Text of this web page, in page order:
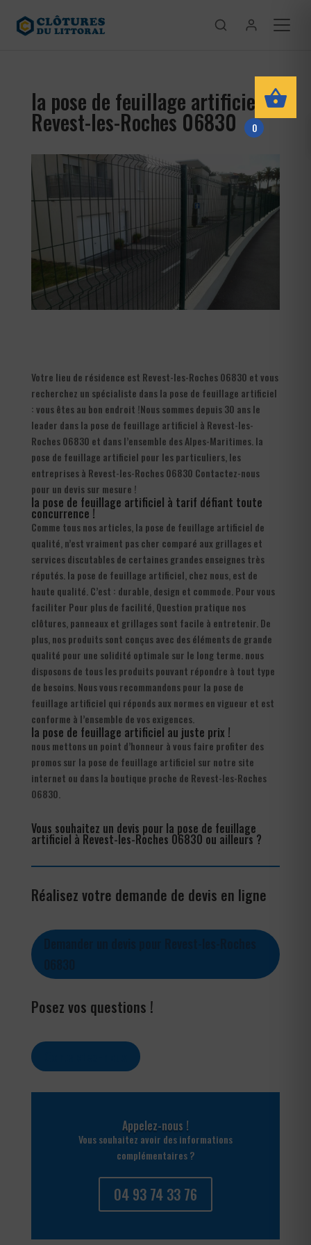
la pose de feuillage artificiel
Revest-les-Roches 06830
Votre lieu de résidence est Revest-les-Roches 06830 et vous
recherchez un spécialiste dans la pose de feuillage artificiel
: vous êtes au bon endroit !Nous sommes depuis 30 ans le
leader dans la pose de feuillage artificiel à Revest-les-
Roches 06830 et dans l’ensemble des Alpes-Maritimes. la
pose de feuillage artificiel pour les particuliers, les
entreprises à Revest-les-Roches 06830 Contactez-nous
pour un devis sur mesure !
la pose de feuillage artificiel à tarif défiant toute
concurrence !
Comme tous nos articles, la pose de feuillage artificiel de
qualité, n’est vraiment pas cher comparé aux grillages et
services discutables de certaines grandes enseignes très
réputés. la pose de feuillage artificiel, chez nous, est de
haute qualité. C’est : durable, design et commode. Pour vous
faciliter Pour plus de facilité, Question pratique nos
clôtures, panneaux et grillages sont facile à entretenir. De
plus, nos produits sont conçus avec des éléments de grande
qualité pour une solidité optimale sur le long terme. nous
disposons de tous les produits pouvant répondre à tout type
de besoins. Nous vous recommandons pour la pose de
feuillage artificiel qui réponds aux normes en vigueur et est
conforme à l’ensemble de vos exigences.
la pose de feuillage artificiel au juste prix !
nous mettons un point d’honneur à vous faire profiter des
promos sur la pose de feuillage artificiel sur notre site
internet ou dans la boutique proche de Revest-les-Roches
06830.
Vous souhaitez un devis pour la pose de feuillage
artificiel à Revest-les-Roches 06830 ou ailleurs ?
Réalisez votre demande de devis en ligne
Posez vos questions !
Appelez-nous !
Vous souhaitez avoir des informations
complémentaires ?
04 93 74 33 76
0